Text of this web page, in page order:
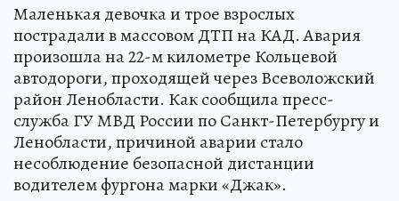
Маленькая девочка и трое взрослых
пострадали в массовом ДТП на КАД. Авария
произошла на 22-м километре Кольцевой
автодороги, проходящей через Всеволожский
район Ленобласти. Как сообщила пресс-
служба ГУ МВД России по Санкт-Петербургу и
Ленобласти, причиной аварии стало
несоблюдение безопасной дистанции
водителем фургона марки «Джак».